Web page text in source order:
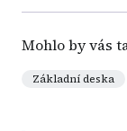
Mohlo by vás
Základní deska